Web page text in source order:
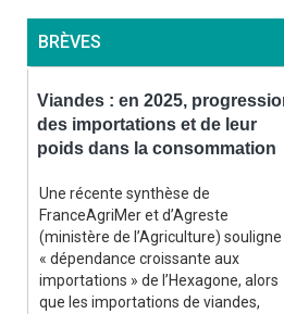
BRÈVES
Viandes : en 2025,
des importations et de leur
poids dans la consommation
Une récente synthèse de
FranceAgriMer et d’Agreste
(ministère de l’Agriculture) souligne
« dépendance croissante aux
importations » de l’Hexagone, alors
que les importations de viandes,